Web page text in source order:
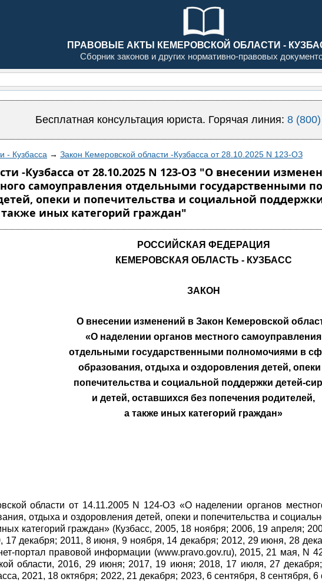
ПРАВОВЫЕ АКТЫ КЕМЕРОВСКОЙ ОБЛАСТИ -
Сборник законов и других нормативно-правовых
Бесплатная консультация юриста. Горячая линия: 8
- Кузбасса → Закон Кемеровской области -Кузбасса от 28.10.2025 N 123-ОЗ
-Кузбасса от 28.10.2025 N 123-ОЗ "О внесении
самоуправления отдельными государственными
опеки и попечительства и социальной
иных категорий граждан"
РОССИЙСКАЯ ФЕДЕРАЦИЯ
КЕМЕРОВСКАЯ ОБЛАСТЬ - КУЗБАСС
ЗАКОН
О внесении изменений в Закон Кемеровской
«О наделении органов местного самоуправления
отдельными государственными полномочиями в
образования, отдыха и оздоровления детей, опеки
попечительства и социальной поддержки детей-
и детей, оставшихся без попечения родителей,
а также иных категорий граждан»
области от 14.11.2005 N 124-ОЗ «О наделении органов
отдыха и оздоровления детей, опеки и попечительства и
категорий граждан» (Кузбасс, 2005, 18 ноября; 2006, 19 апреля;
17 декабря; 2011, 8 июня, 9 ноября, 14 декабря; 2012, 29 июня, 28
портал правовой информации (www.pravo.gov.ru), 2015, 21 мая, N
области, 2016, 29 июня; 2017, 19 июня; 2018, 17 июля, 27
2021, 18 октября; 2022, 21 декабря; 2023, 6 сентября, 8